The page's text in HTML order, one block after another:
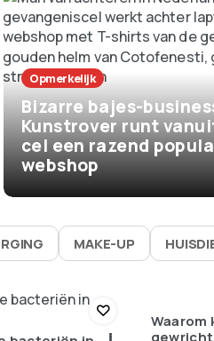
Het Leven
De beste
vaak bijna
waarom ze zo
Opmerkelijk
Bizarre bajes-
Kunstrover runt
cel een razend
webshop
MAKE-UP
Waarom